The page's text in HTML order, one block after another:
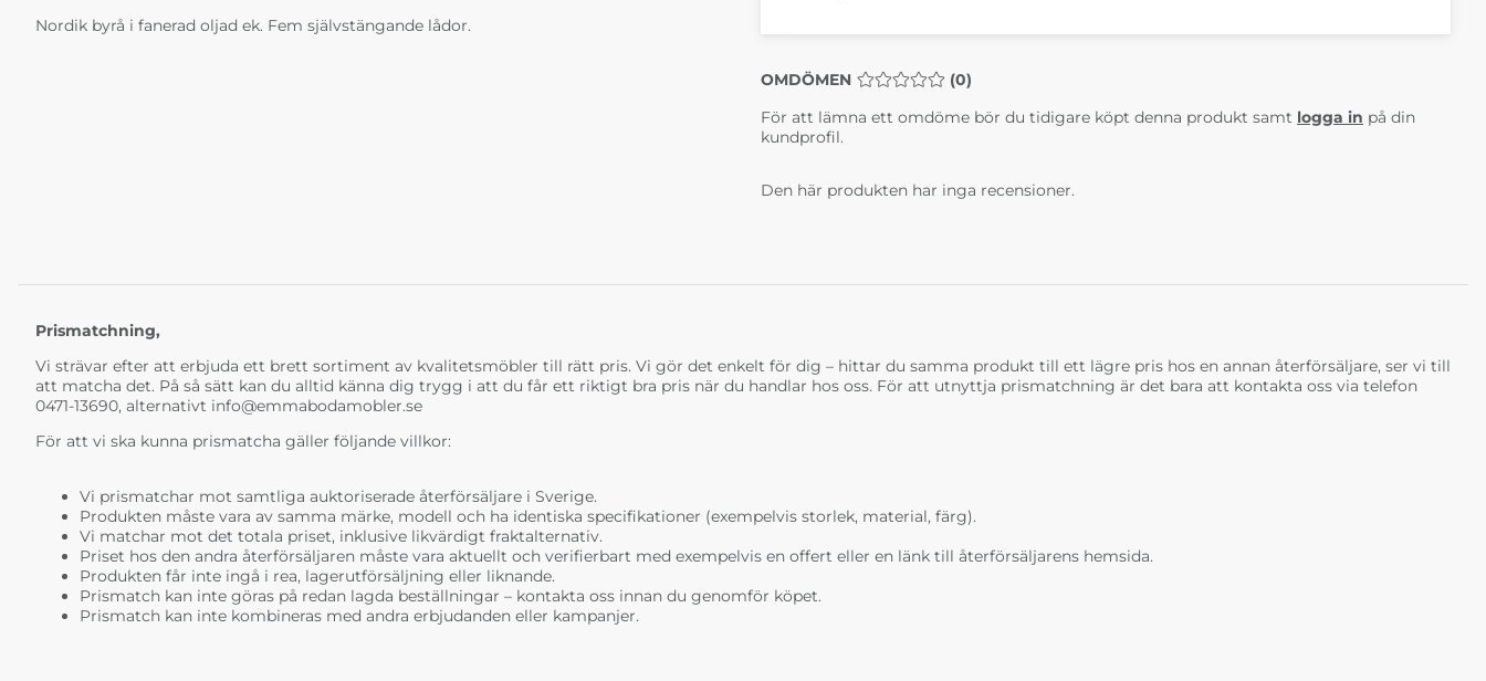
Nordik byrå i fanerad oljad ek. Fem självstängande lådor.
OMDÖMEN MEDELBETYG 0 AV 5 ANTAL BETYG 0
(0)
För att lämna ett omdöme bör du tidigare köpt denna produkt samt logga in på din
kundprofil.
Den här produkten har inga recensioner.
Prismatchning,
Vi strävar efter att erbjuda ett brett sortiment av kvalitetsmöbler till rätt pris. Vi gör det enkelt för dig – hittar du samma produkt till ett lägre pris hos en annan återförsäljare, ser vi till
att matcha det. På så sätt kan du alltid känna dig trygg i att du får ett riktigt bra pris när du handlar hos oss. För att utnyttja prismatchning är det bara att kontakta oss via telefon
0471-13690, alternativt info@emmabodamobler.se
För att vi ska kunna prismatcha gäller följande villkor:
Vi prismatchar mot samtliga auktoriserade återförsäljare i Sverige.
Produkten måste vara av samma märke, modell och ha identiska specifikationer (exempelvis storlek, material, färg).
Vi matchar mot det totala priset, inklusive likvärdigt fraktalternativ.
Priset hos den andra återförsäljaren måste vara aktuellt och verifierbart med exempelvis en offert eller en länk till återförsäljarens hemsida.
Produkten får inte ingå i rea, lagerutförsäljning eller liknande.
Prismatch kan inte göras på redan lagda beställningar – kontakta oss innan du genomför köpet.
Prismatch kan inte kombineras med andra erbjudanden eller kampanjer.